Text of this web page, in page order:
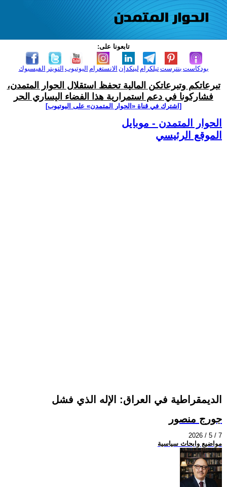
تابعونا على:
الفيسبوك التويتر اليوتيوب الانستغرام لينكدإن تيلكرامبنترست بودكاست
تبرعاتكم وتبرعاتكن المالية تحفظ استقلال الحوار المتمدن،
فشاركونا في دعم استمرارية هذا الفضاء اليساري الحر
[اشترك في قناة ‫«الحوار المتمدن» على اليوتيوب]
الحوار المتمدن - موبايل
الموقع الرئيسي
الديمقراطية في العراق: الإله الذي فشل
جورج منصور
2026 / 5 / 7
مواضيع وابحاث سياسية